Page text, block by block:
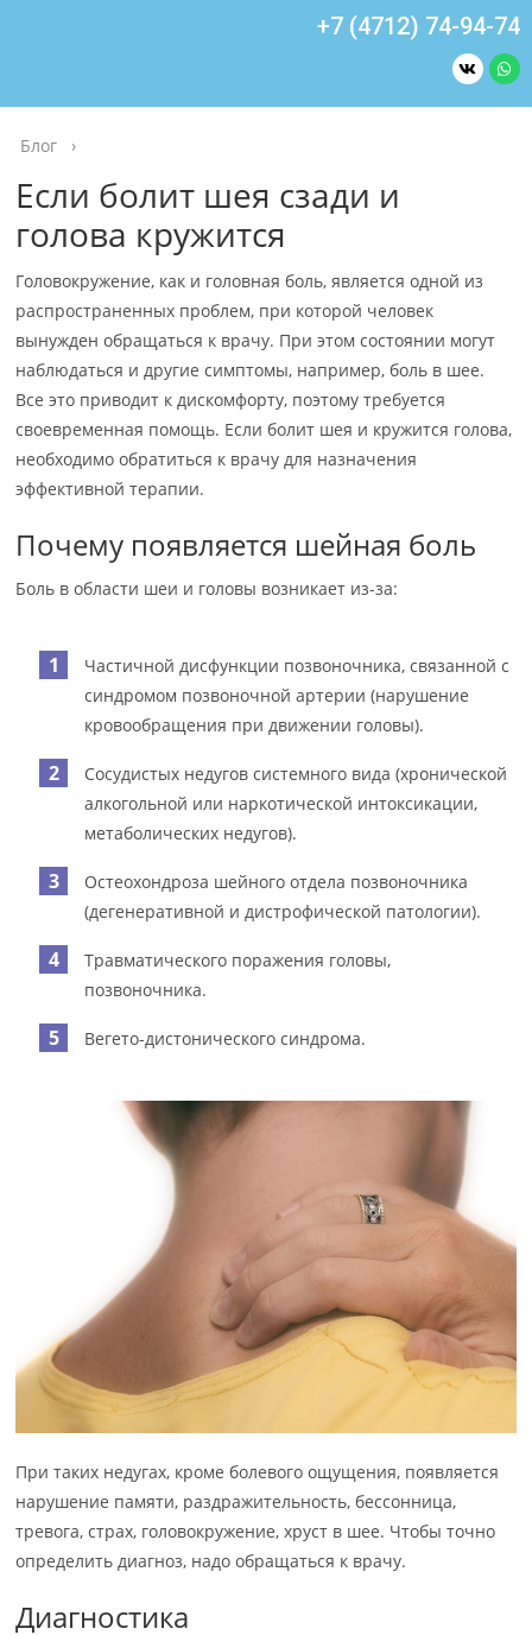
+7 (4712) 74-94-74
Блог ›
Если болит шея сзади и
голова кружится
Головокружение, как и головная боль, является одной из
распространенных проблем, при которой человек
вынужден обращаться к врачу. При этом состоянии могут
наблюдаться и другие симптомы, например, боль в шее.
Все это приводит к дискомфорту, поэтому требуется
своевременная помощь. Если болит шея и кружится голова,
необходимо обратиться к врачу для назначения
эффективной терапии.
Почему появляется шейная боль
Боль в области шеи и головы возникает из-за:
Частичной дисфункции позвоночника, связанной с
синдромом позвоночной артерии (нарушение
кровообращения при движении головы).
Сосудистых недугов системного вида (хронической
алкогольной или наркотической интоксикации,
метаболических недугов).
Остеохондроза шейного отдела позвоночника
(дегенеративной и дистрофической патологии).
Травматического поражения головы,
позвоночника.
Вегето-дистонического синдрома.
При таких недугах, кроме болевого ощущения, появляется
нарушение памяти, раздражительность, бессонница,
тревога, страх, головокружение, хруст в шее. Чтобы точно
определить диагноз, надо обращаться к врачу.
Диагностика